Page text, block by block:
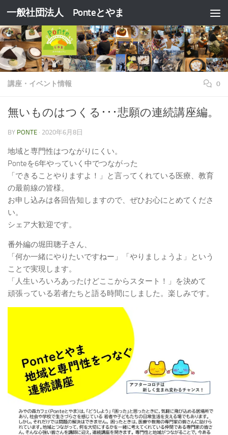
コンテンツへスキップ
一般社団法人 Ponteとやま
講座・イベント情報 0
無いものはつくる･･･悲願の連続講座編。
BY PONTE · 2020年6月8日
地域と専門性はつながりにくい。
Ponteを6年やっていく中でつながった
「できることやりますよ！」と言ってくれている医療、教育
の最前線の皆様。
お申し込みは各回告知しますので、ぜひお心にとめてくださ
い。
シェア大歓迎です。
番外編の堀田聰子さん、
「何か一緒にやりたいですねー」「やりましょうよ」という
ことで実現します。
「人生いろいろあったけどここからスタート！」を決めて
頑張っている若者たちと語る時間にしました。楽しみです。